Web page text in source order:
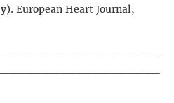
European Heart Journal,